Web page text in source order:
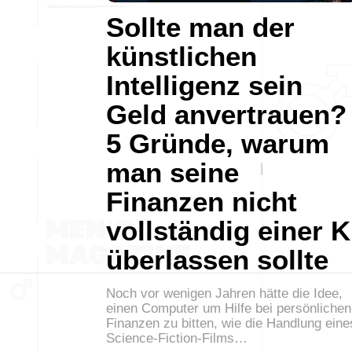
Sollte man der
künstlichen
Intelligenz sein
Geld anvertrauen?
5 Gründe, warum
man seine
Finanzen nicht
vollständig einer
überlassen sollte
Noch vor wenigen Jahren hätte die Idee,
einen Computer um Hilfe bei persönlichen
Finanzen zu bitten, wie die Handlung
Science-Fiction-Films…